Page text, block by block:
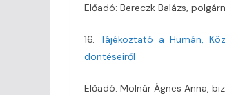
Előadó: Bereczk Balázs,
16. Tájékoztató a Humán,
döntéseiről
Előadó: Molnár Ágnes Anna,